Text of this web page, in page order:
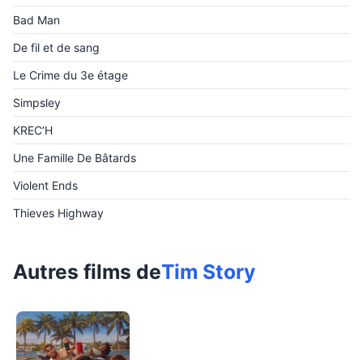
Bad Man
De fil et de sang
Le Crime du 3e étage
Simpsley
KREC’H
Une Famille De Bâtards
Violent Ends
Thieves Highway
Autres films deTim Story